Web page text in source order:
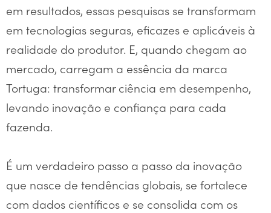
em resultados, essas pesquisas se transformam
em tecnologias seguras, eficazes e aplicáveis à
realidade do produtor. E, quando chegam ao
mercado, carregam a essência da marca
Tortuga: transformar ciência em desempenho,
levando inovação e confiança para cada
fazenda.
É um verdadeiro passo a passo da inovação
que nasce de tendências globais, se fortalece
com dados científicos e se consolida com os